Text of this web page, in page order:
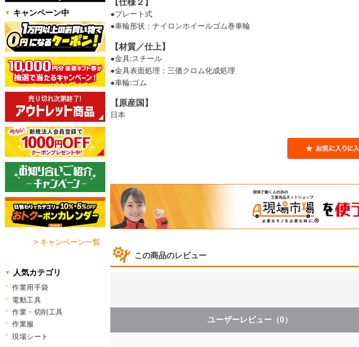
【仕様２】
●プレート式
●車輪形状：ナイロンホイールゴム巻車輪
【材質／仕上】
●金具:スチール
●金具表面処理：三価クロム化成処理
●車輪:ゴム
【原産国】
日本
この商品のレビュー
ユーザーレビュー （0）
キャンペーン中
> キャンペーン一覧
人気カテゴリ
作業用手袋
電動工具
作業・切削工具
作業服
現場シート